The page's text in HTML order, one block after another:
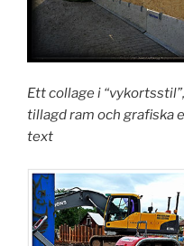
Ett collage i
tillagd ram och grafiska
text